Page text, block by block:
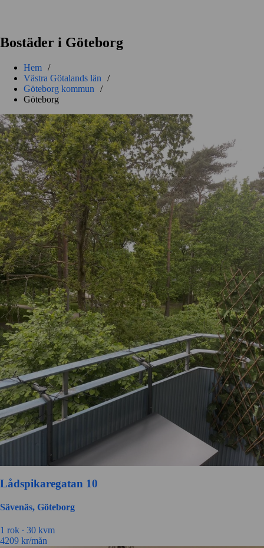
Bostäder i Göteborg
Hem /
Västra Götalands län
/
Göteborg kommun
/
Göteborg
Lådspikaregatan 10
Sävenäs, Göteborg
1 rok ∙ 30 kvm
4209 kr/mån